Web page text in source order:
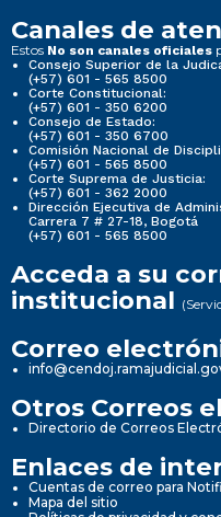
Canales de
Estos No son canales oficiales
Consejo Superior de la
(+57) 601 - 565 8500
Corte Constitucional:
(+57) 601 - 350 6200
Consejo de Estado:
(+57) 601 - 350 6700
Comisión Nacional de
(+57) 601 - 565 8500
Corte Suprema de Justicia:
(+57) 601 - 362 2000
Dirección Ejecutiva de
Carrera 7 # 27-18, Bogotá
(+57) 601 - 565 8500
Acceda a su
institucional
Correo
Otros Correos
Directorio de Correos
Enlaces de
Cuentas de correo para
Mapa del sitio